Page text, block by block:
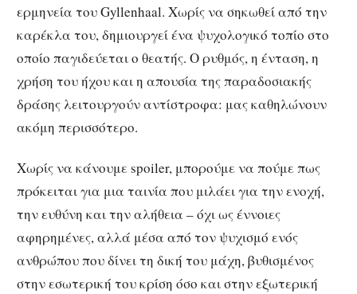
ερμηνεία του Gyllenhaal. Χωρίς να σηκωθεί από την
καρέκλα του, δημιουργεί ένα ψυχολογικό τοπίο στο
οποίο παγιδεύεται ο θεατής. Ο ρυθμός, η ένταση, η
χρήση του ήχου και η απουσία της παραδοσιακής
δράσης λειτουργούν αντίστροφα: μας καθηλώνουν
ακόμη περισσότερο.
Χωρίς να κάνουμε spoiler, μπορούμε να πούμε πως
πρόκειται για μια ταινία που μιλάει για την ενοχή,
την ευθύνη και την αλήθεια – όχι ως έννοιες
αφηρημένες, αλλά μέσα από τον ψυχισμό ενός
ανθρώπου που δίνει τη δική του μάχη, βυθισμένος
στην εσωτερική του κρίση όσο και στην εξωτερική